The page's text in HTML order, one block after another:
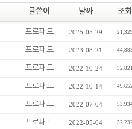
글쓴이 날짜 조회
프로패드 2025-05-29 21,329
프로패드 2023-08-21 44,885
프로패드 2022-10-24 52,821
프로패드 2022-10-14 49,652
프로패드 2022-07-04
프로패드 2022-05-04 52,232